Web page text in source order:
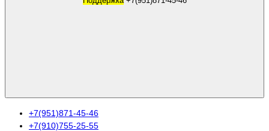
+7(951)871-45-46
+7(910)755-25-55